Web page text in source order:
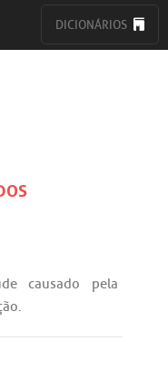
DICIONÁRIOS
causado
pela
.